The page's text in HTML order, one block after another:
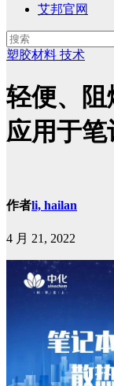
艾邦官网
塑胶材料 技术
轻便、
应用于
作者li, hailan
4 月 21, 2022